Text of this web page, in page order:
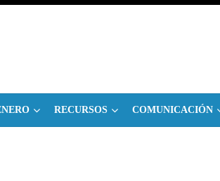
RECURSOS COMUNICACIÓN